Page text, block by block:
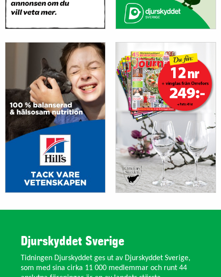
Djurskyddet Sverige
Tidningen Djurskyddet ges ut av Djurskyddet Sverige,
som med sina cirka 11 000 medlemmar och runt 44